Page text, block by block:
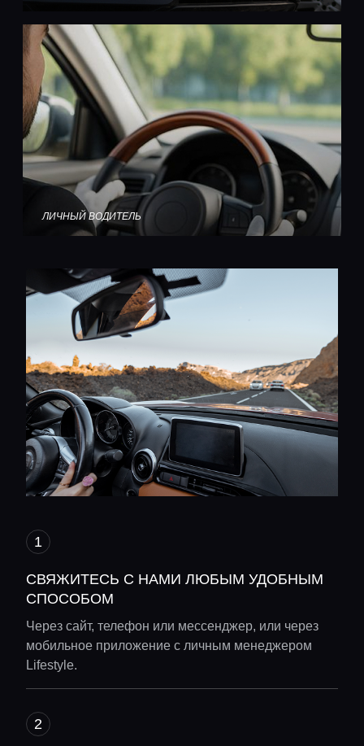
ЛИЧНЫЙ ВОДИТЕЛЬ
СВЯЖИТЕСЬ С НАМИ ЛЮБЫМ УДОБНЫМ
СПОСОБОМ
Через сайт, телефон или мессенджер, или через
мобильное приложение с личным менеджером
Lifestyle.